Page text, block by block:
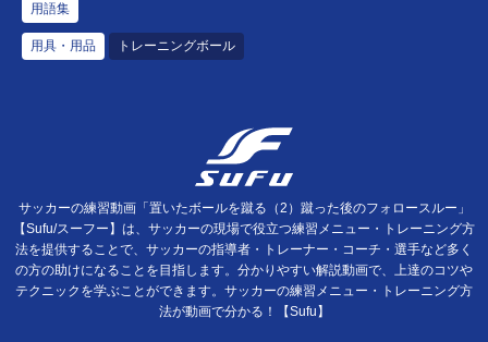
用語集
用具・用品 トレーニングボール
サッカーの練習動画「置いたボールを蹴る（2）蹴った後のフォロースルー」
【Sufu/スーフー】は、サッカーの現場で役立つ練習メニュー・トレーニング方
法を提供することで、サッカーの指導者・トレーナー・コーチ・選手など多く
の方の助けになることを目指します。分かりやすい解説動画で、上達のコツや
テクニックを学ぶことができます。サッカーの練習メニュー・トレーニング方
法が動画で分かる！【Sufu】